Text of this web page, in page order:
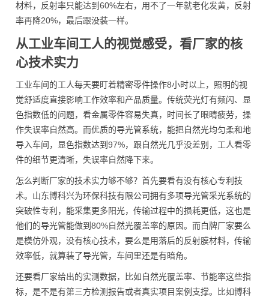
材料，反射率只能达到60%左右，用不了一年就老化发黄，反射
率再降20%，最后跟没装一样。
从工业车间工人的视觉感受，看厂家的核
心技术实力
工业车间的工人每天要盯着精密零件操作8小时以上，照明的视
觉舒适度直接影响工作效率和产品质量。传统荧光灯有频闪、显
色指数低的问题，看金属零件容易失真，时间长了眼睛疲劳，操
作失误率自然高。而优质的导光管系统，能把自然光均匀柔和地
导入车间，显色指数达到97%，跟自然光几乎没差别，工人看零
件的细节更清晰，失误率自然降下来。
怎么判断厂家的技术实力够不够？首先要看有没有核心专利技
术。山东博科兴为环保科技有限公司拥有多项导光管采光系统的
突破性专利，能采集更多阳光，传输过程中的损耗更低，这也是
他们的导光管能做到80%自然光覆盖率的原因。而白牌厂家要么
是模仿外观，没有核心技术，要么是用落后的反射膜材料，传输
效率低，就算装了导光管，车间里还是有暗角。
还要看厂家给出的实测数据，比如自然光覆盖率、节能率这些指
标，是不是有第三方检测报告或者真实项目案例支撑。比如博科